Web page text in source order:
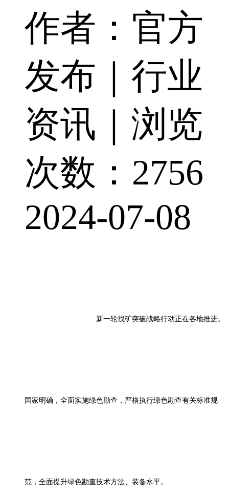
作者：官方
发布｜行业
资讯｜浏览
次数：2756
2024-07-08
新一轮找矿突破战略行动正在各地推进。
国家明确，全面实施绿色勘查，严格执行绿色勘查有关标准规
范，全面提升绿色勘查技术方法、装备水平。